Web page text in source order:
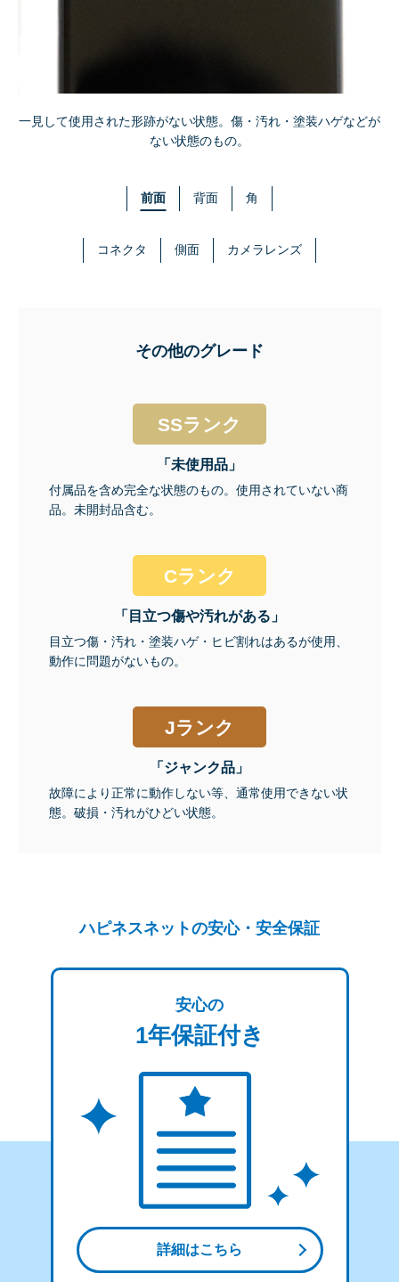
一見して使用された形跡がない状態。傷・汚れ・塗装ハゲなどが
ない状態のもの。
前面 背面 角
コネクタ 側面 カメラレンズ
その他のグレード
SSランク
「未使用品」
付属品を含め完全な状態のもの。使用されていない商
品。未開封品含む。
Cランク
「目立つ傷や汚れがある」
目立つ傷・汚れ・塗装ハゲ・ヒビ割れはあるが使用、
動作に問題がないもの。
Jランク
「ジャンク品」
故障により正常に動作しない等、通常使用できない状
態。破損・汚れがひどい状態。
ハピネスネットの安心・安全保証
安心の
1年保証付き
詳細はこちら